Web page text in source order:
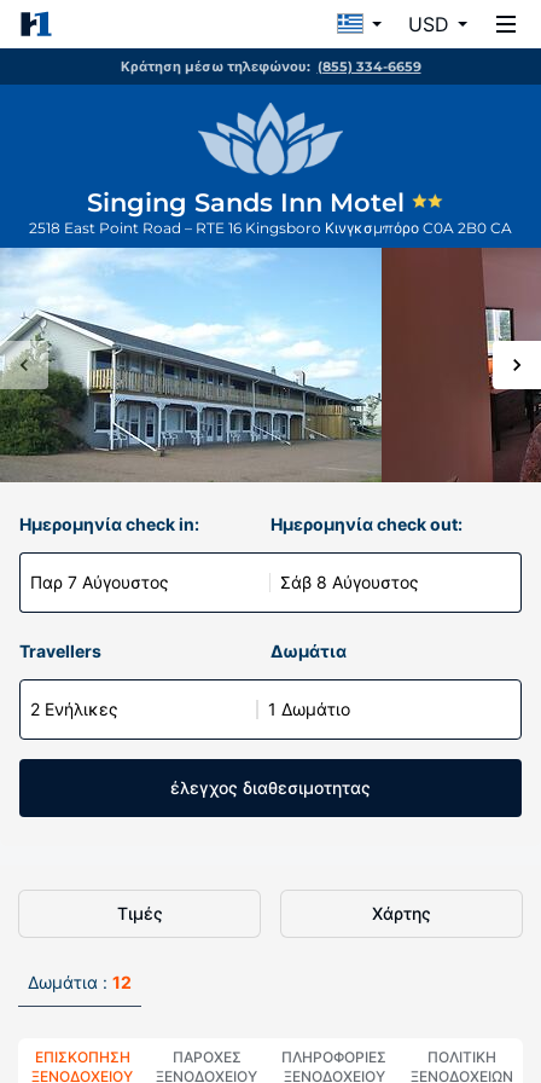
USD
Κράτηση μέσω τηλεφώνου: (855) 334-6659
Singing Sands Inn Motel
2518 East Point Road – RTE 16 Kingsboro Κινγκσμπόρο C0A 2B0 CA
Ημερομηνία check in:
Παρ 7 Αύγουστος
Ημερομηνία check out:
Σάβ 8 Αύγουστος
Travellers Δωμάτια
2 Ενήλικες 1 Δωμάτιο
έλεγχος διαθεσιμοτητας
Τιμές Χάρτης
Δωμάτια : 12
ΕΠΙΣΚΌΠΗΣΗ
ΞΕΝΟΔΟΧΕΊΟΥ
ΠΑΡΟΧΕΣ
ΞΕΝΟΔΟΧΕΙΟΥ
ΠΛΗΡΟΦΟΡΊΕΣ
ΞΕΝΟΔΟΧΕΊΟΥ
ΠΟΛΙΤΙΚΗ
ΞΕΝΟΔΟΧΕΊΩΝ